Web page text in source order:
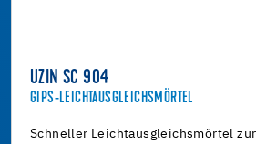
UZIN SC 904
GIPS-LEICHTAUSGLEICHSMÖRTEL
Schneller Leichtausgleichsmörtel